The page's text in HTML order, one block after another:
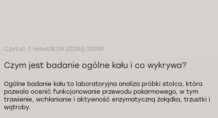
Czytać 7 minut18.09.2023 33939
Czym jest badanie ogólne kału i co wykrywa?
Ogólne badanie kału to laboratoryjna analiza próbki stolca, która
pozwala ocenić funkcjonowanie przewodu pokarmowego, w tym
trawienie, wchłanianie i aktywność enzymatyczną żołądka, trzustki i
wątroby.